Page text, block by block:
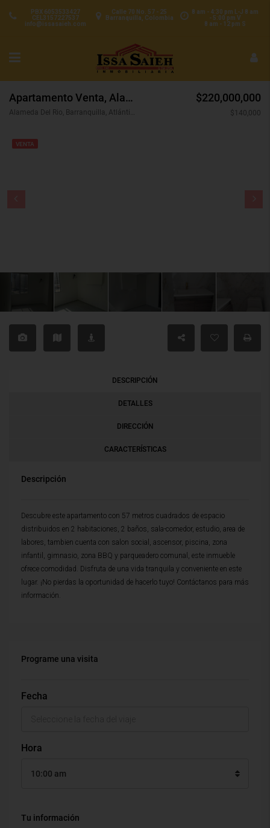
8 am - 4:30 pm L-J 8 am
- 5:00 pm V
8 am - 12 pm S
Calle 70 No. 57 - 25
Barranquilla, Colombia
PBX 6053533427
CEL3157227537
info@issasaieh.com
Apartamento Venta, Alameda Del Rio, Barranquilla (31479)
Alameda Del Rio, Barranquilla, Atlántico, Colombia
$220,000,000
$140,000
VENTA
DESCRIPCIÓN
DETALLES
DIRECCIÓN
CARACTERÍSTICAS
Descripción
Descubre este apartamento con 57 metros cuadrados de espacio
distribuidos en 2 habitaciones, 2 baños, sala-comedor, estudio, area de
labores, tambien cuenta con salon social, ascensor, piscina, zona
infantil, gimnasio, zona BBQ y parqueadero comunal, este inmueble
ofrece comodidad. Disfruta de una vida tranquila y conveniente en este
lugar. ¡No pierdas la oportunidad de hacerlo tuyo! Contáctanos para más
información.
Programe una visita
Fecha
Hora
10:00 am
Tu información